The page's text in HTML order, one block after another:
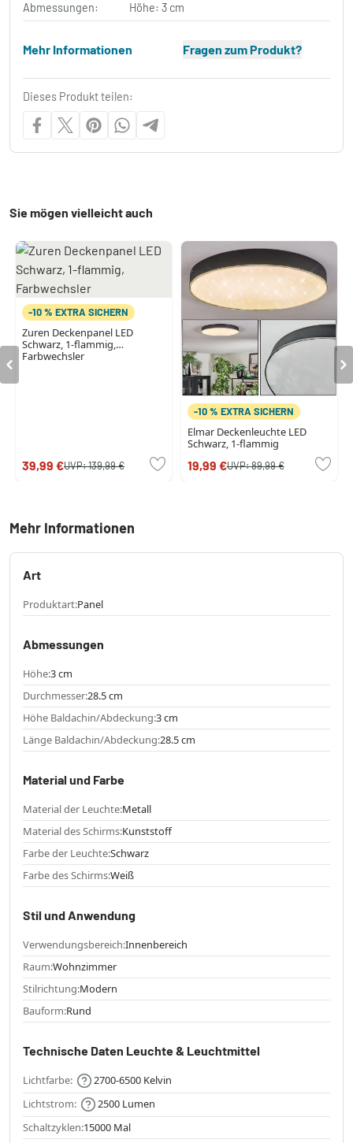
Abmessungen: Höhe: 3 cm
Mehr Informationen Fragen zum Produkt?
Dieses Produkt teilen:
Sie mögen vielleicht auch
-10 % EXTRA SICHERN
Zuren Deckenpanel LED
Schwarz, 1-flammig,
Farbwechsler
39,99 €UVP:139,99 €
-10 % EXTRA SICHERN
Elmar Deckenleuchte LED
Schwarz, 1-flammig
19,99 €UVP:89,99 €
Mehr Informationen
Art
Produktart:Panel
Abmessungen
Höhe:3 cm
Durchmesser:28.5 cm
Höhe Baldachin/Abdeckung:3 cm
Länge Baldachin/Abdeckung:28.5 cm
Material und Farbe
Material der Leuchte:Metall
Material des Schirms:Kunststoff
Farbe der Leuchte:Schwarz
Farbe des Schirms:Weiß
Stil und Anwendung
Verwendungsbereich:Innenbereich
Raum:Wohnzimmer
Stilrichtung:Modern
Bauform:Rund
Technische Daten Leuchte & Leuchtmittel
Lichtfarbe:
2700-6500 Kelvin
Lichtstrom:
2500 Lumen
Schaltzyklen:15000 Mal